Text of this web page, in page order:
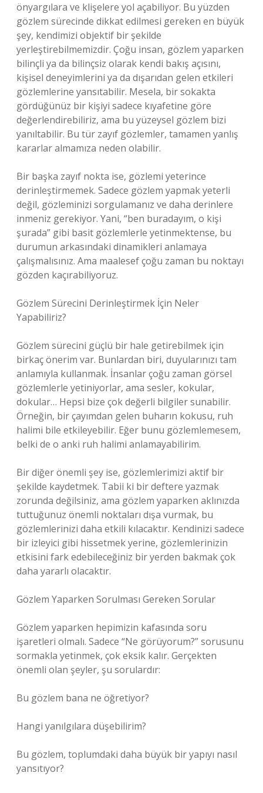
önyargılara ve klişelere yol açabiliyor. Bu yüzden
gözlem sürecinde dikkat edilmesi gereken en büyük
şey, kendimizi objektif bir şekilde
yerleştirebilmemizdir. Çoğu insan, gözlem yaparken
bilinçli ya da bilinçsiz olarak kendi bakış açısını,
kişisel deneyimlerini ya da dışarıdan gelen etkileri
gözlemlerine yansıtabilir. Mesela, bir sokakta
gördüğünüz bir kişiyi sadece kıyafetine göre
değerlendirebiliriz, ama bu yüzeysel gözlem bizi
yanıltabilir. Bu tür zayıf gözlemler, tamamen yanlış
kararlar almamıza neden olabilir.
Bir başka zayıf nokta ise, gözlemi yeterince
derinleştirmemek. Sadece gözlem yapmak yeterli
değil, gözleminizi sorgulamanız ve daha derinlere
inmeniz gerekiyor. Yani, “ben buradayım, o kişi
şurada” gibi basit gözlemlerle yetinmektense, bu
durumun arkasındaki dinamikleri anlamaya
çalışmalısınız. Ama maalesef çoğu zaman bu noktayı
gözden kaçırabiliyoruz.
Gözlem Sürecini Derinleştirmek İçin Neler
Yapabiliriz?
Gözlem sürecini güçlü bir hale getirebilmek için
birkaç önerim var. Bunlardan biri, duyularınızı tam
anlamıyla kullanmak. İnsanlar çoğu zaman görsel
gözlemlerle yetiniyorlar, ama sesler, kokular,
dokular… Hepsi bize çok değerli bilgiler sunabilir.
Örneğin, bir çayımdan gelen buharın kokusu, ruh
halimi bile etkileyebilir. Eğer bunu gözlemlemesem,
belki de o anki ruh halimi anlamayabilirim.
Bir diğer önemli şey ise, gözlemlerimizi aktif bir
şekilde kaydetmek. Tabii ki bir deftere yazmak
zorunda değilsiniz, ama gözlem yaparken aklınızda
tuttuğunuz önemli noktaları dışa vurmak, bu
gözlemlerinizi daha etkili kılacaktır. Kendinizi sadece
bir izleyici gibi hissetmek yerine, gözlemlerinizin
etkisini fark edebileceğiniz bir yerden bakmak çok
daha yararlı olacaktır.
Gözlem Yaparken Sorulması Gereken Sorular
Gözlem yaparken hepimizin kafasında soru
işaretleri olmalı. Sadece “Ne görüyorum?” sorusunu
sormakla yetinmek, çok eksik kalır. Gerçekten
önemli olan şeyler, şu sorulardır:
Bu gözlem bana ne öğretiyor?
Hangi yanılgılara düşebilirim?
Bu gözlem, toplumdaki daha büyük bir yapıyı nasıl
yansıtıyor?